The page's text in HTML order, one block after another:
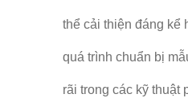
thể cải thiện đáng kể
quá trình chuẩn bị
rãi trong các kỹ thuật